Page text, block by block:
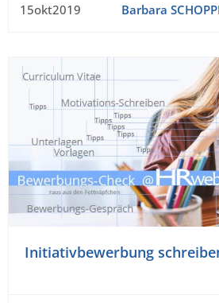
15okt2019 Barbara
Initiativbewerbung